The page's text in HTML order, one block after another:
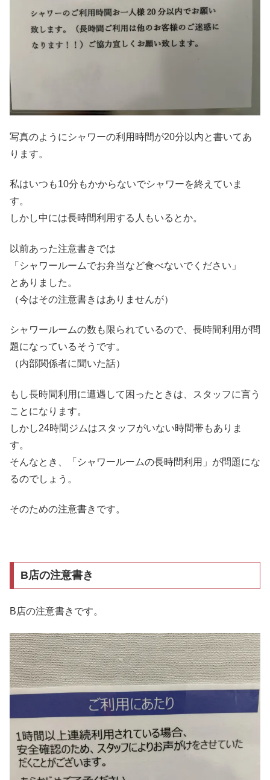
写真のようにシャワーの利用時間が20分以内と書いてあ
ります。
私はいつも10分もかからないでシャワーを終えていま
す。
しかし中には長時間利用する人もいるとか。
以前あった注意書きでは
「シャワールームでお弁当など食べないでください」
とありました。
（今はその注意書きはありませんが）
シャワールームの数も限られているので、長時間利用が問
題になっているそうです。
（内部関係者に聞いた話）
もし長時間利用に遭遇して困ったときは、スタッフに言う
ことになります。
しかし24時間ジムはスタッフがいない時間帯もありま
す。
そんなとき、「シャワールームの長時間利用」が問題にな
るのでしょう。
そのための注意書きです。
B店の注意書き
B店の注意書きです。